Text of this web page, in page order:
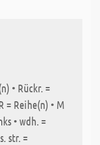
• Rückr. =
= Reihe(n) • M
• wdh. =
str. =